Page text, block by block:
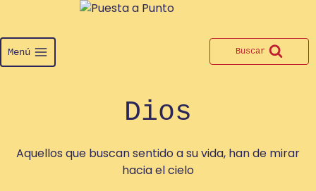
contenido
Menú Buscar
Dios
Aquellos que buscan sentido a su vida, han de mirar
hacia el cielo